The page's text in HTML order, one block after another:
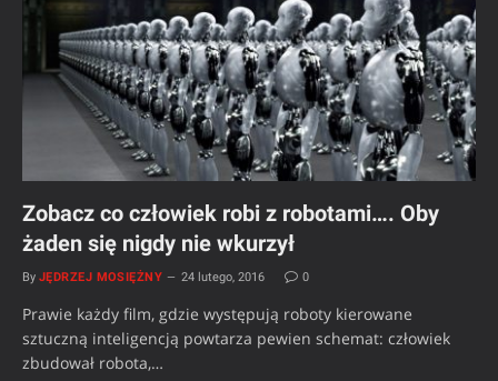
Zobacz co człowiek robi z robotami…. Oby
żaden się nigdy nie wkurzył
By JĘDRZEJ MOSIĘŻNY 24 lutego, 2016 0
Prawie każdy film, gdzie występują roboty kierowane
sztuczną inteligencją powtarza pewien schemat: człowiek
zbudował robota,…